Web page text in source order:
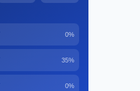
0%
35%
0%